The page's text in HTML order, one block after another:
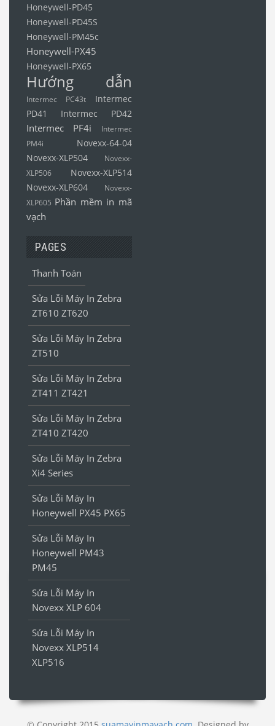
Honeywell-PD45
Honeywell-PD45S
Honeywell-PM45c
Honeywell-PX45
Honeywell-PX65
Hướng dẫn
Intermec PC43t
Intermec
PD41
Intermec PD42
Intermec PF4i
Intermec
PM4i
Novexx-64-04
Novexx-XLP504
Novexx-
XLP506
Novexx-XLP514
Novexx-XLP604
Novexx-
XLP605 Phần mềm in mã
vạch
PAGES
Thanh Toán
Sửa Lỗi Máy In Zebra
ZT610 ZT620
Sửa Lỗi Máy In Zebra
ZT510
Sửa Lỗi Máy In Zebra
ZT411 ZT421
Sửa Lỗi Máy In Zebra
ZT410 ZT420
Sửa Lỗi Máy In Zebra
Xi4 Series
Sửa Lỗi Máy In
Honeywell PX45 PX65
Sửa Lỗi Máy In
Honeywell PM43
PM45
Sửa Lỗi Máy In
Novexx XLP 604
Sửa Lỗi Máy In
Novexx XLP514
XLP516